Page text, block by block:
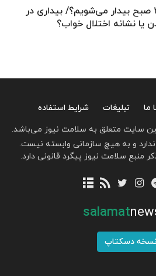
چرا بعضی شب‌ها ساعت ۳ صبح بیدار می‌شویم؟/ بیداری در
نشانه اختلال خواب؟
ما تبلیغات
شرایط استفاده
سایت متعلق به سلامت نیوز می‌باشد.
و به هیچ سازمانی وابسته نیست.
منبع سلامت نیوز پیگرد قانونی دارد.
salamat
نسخه دسکتاپ